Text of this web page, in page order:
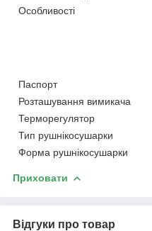
Особливості
Паспорт
Розташування вимикача
Терморегулятор
Тип рушнікосушарки
Форма рушнікосушарки
Приховати
Відгуки про товар